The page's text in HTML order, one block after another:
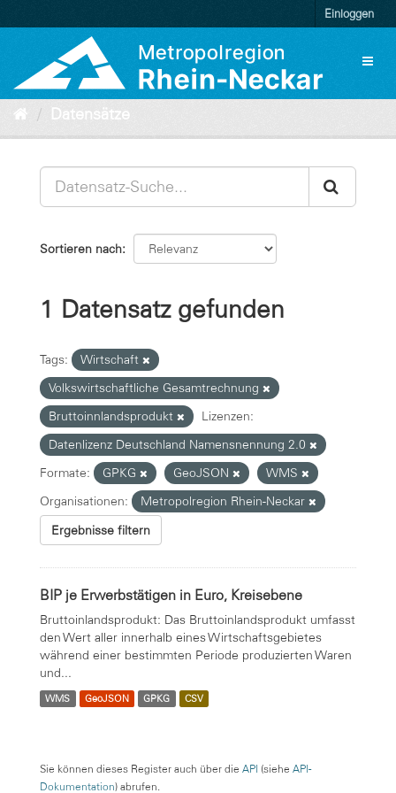
zum
Einloggen
Datensätze
Sortieren nach
1 Datensatz gefunden
Tags:
Wirtschaft
Volkswirtschaftliche Gesamtrechnung
Bruttoinnlandsprodukt
Lizenzen:
Datenlizenz Deutschland Namensnennung 2.0
Formate:
GPKG GeoJSON
WMS
Organisationen:
Metropolregion Rhein-Neckar
Ergebnisse filtern
BIP je Erwerbstätigen in Euro, Kreisebene
Bruttoinlandsprodukt: Das Bruttoinlandsprodukt umfasst
den Wert aller innerhalb eines Wirtschaftsgebietes
während einer bestimmten Periode produzierten Waren
und...
WMS GeoJSON GPKG CSV
Sie können dieses Register auch über die API (siehe API-
Dokumentation) abrufen.